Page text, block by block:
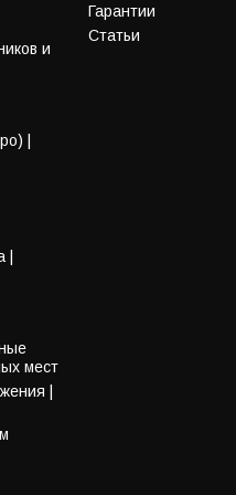
и
|
|
мест
|
Гарантии
Статьи